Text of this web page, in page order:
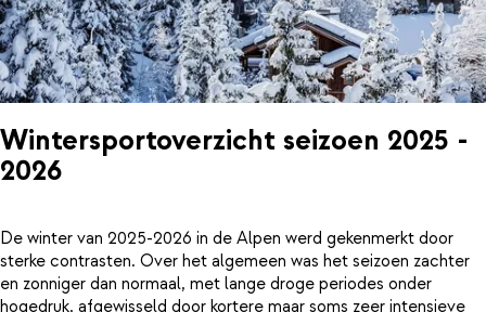
Wintersportoverzicht seizoen 2025 -
2026
De winter van 2025-2026 in de Alpen werd gekenmerkt door
sterke contrasten. Over het algemeen was het seizoen zachter
en zonniger dan normaal, met lange droge periodes onder
hogedruk, afgewisseld door kortere maar soms zeer intensieve